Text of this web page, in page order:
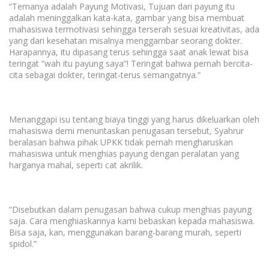
“Temanya adalah Payung Motivasi, Tujuan dari payung itu
adalah meninggalkan kata-kata, gambar yang bisa membuat
mahasiswa termotivasi sehingga terserah sesuai kreativitas, ada
yang dari kesehatan misalnya menggambar seorang dokter.
Harapannya, itu dipasang terus sehingga saat anak lewat bisa
teringat “wah itu payung saya”! Teringat bahwa pernah bercita-
cita sebagai dokter, teringat-terus semangatnya.”
Menanggapi isu tentang biaya tinggi yang harus dikeluarkan oleh
mahasiswa demi menuntaskan penugasan tersebut, Syahrur
beralasan bahwa pihak UPKK tidak pernah mengharuskan
mahasiswa untuk menghias payung dengan peralatan yang
harganya mahal, seperti cat akrilik.
“Disebutkan dalam penugasan bahwa cukup menghias payung
saja. Cara menghiaskannya kami bebaskan kepada mahasiswa.
Bisa saja, kan, menggunakan barang-barang murah, seperti
spidol.”